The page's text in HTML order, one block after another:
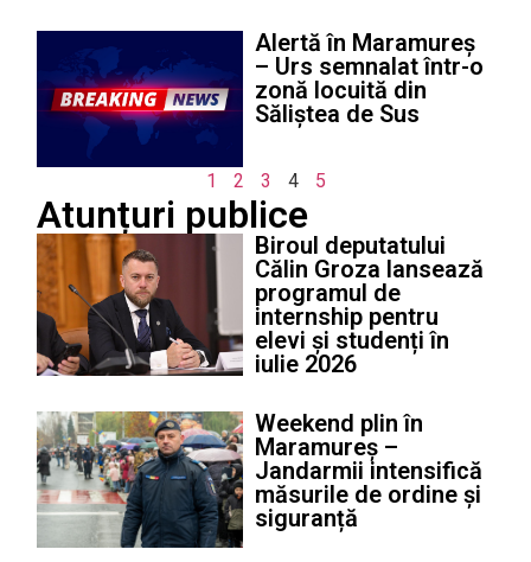
Alertă în Maramureș
– Urs semnalat într-o
zonă locuită din
Săliștea de Sus
1 2 3 4 5
Atunțuri publice
Biroul deputatului
Călin Groza lansează
programul de
internship pentru
elevi și studenți în
iulie 2026
Weekend plin în
Maramureș –
Jandarmii intensifică
măsurile de ordine și
siguranță